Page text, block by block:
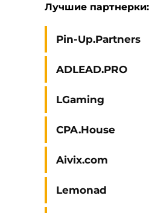
Лучшие партнерки:
Pin-Up.Partners
ADLEAD.PRO
LGaming
CPA.House
Aivix.com
Lemonad